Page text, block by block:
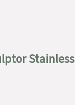
Stainless